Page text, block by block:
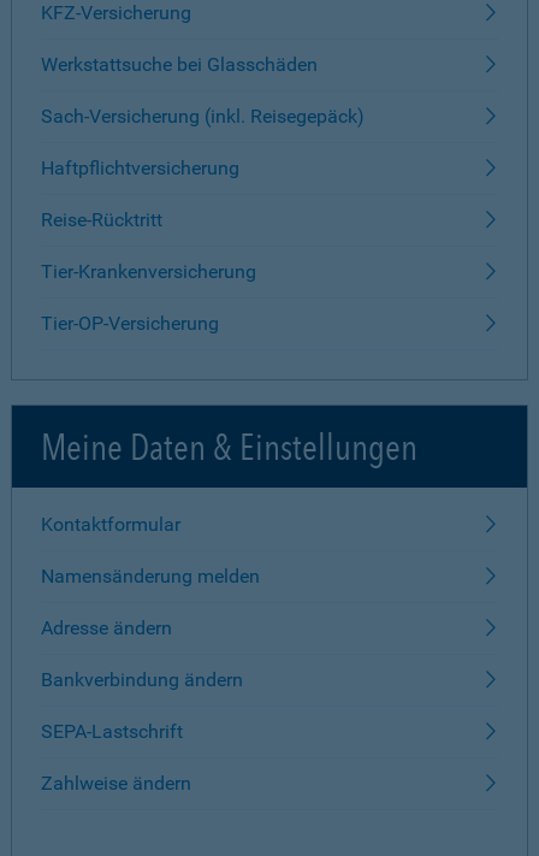
KFZ-Versicherung
Werkstattsuche bei Glasschäden
Sach-Versicherung (inkl. Reisegepäck)
Haftpflichtversicherung
Reise-Rücktritt
Tier-Krankenversicherung
Tier-OP-Versicherung
Meine Daten & Einstellungen
Kontaktformular
Namensänderung melden
Adresse ändern
Bankverbindung ändern
SEPA-Lastschrift
Zahlweise ändern